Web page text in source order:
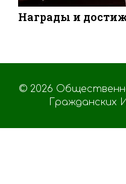
Награды и
© 2026
Гражданских